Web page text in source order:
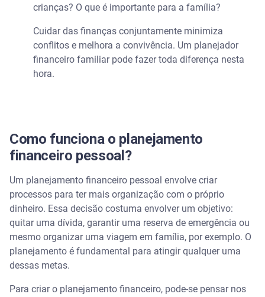
crianças? O que é importante para a família?
Cuidar das finanças conjuntamente minimiza
conflitos e melhora a convivência. Um planejador
financeiro familiar pode fazer toda diferença nesta
hora.
Como funciona o planejamento
financeiro pessoal?
Um planejamento financeiro pessoal envolve criar
processos para ter mais organização com o próprio
dinheiro. Essa decisão costuma envolver um objetivo:
quitar uma dívida, garantir uma reserva de emergência ou
mesmo organizar uma viagem em família, por exemplo. O
planejamento é fundamental para atingir qualquer uma
dessas metas.
Para criar o planejamento financeiro, pode-se pensar nos